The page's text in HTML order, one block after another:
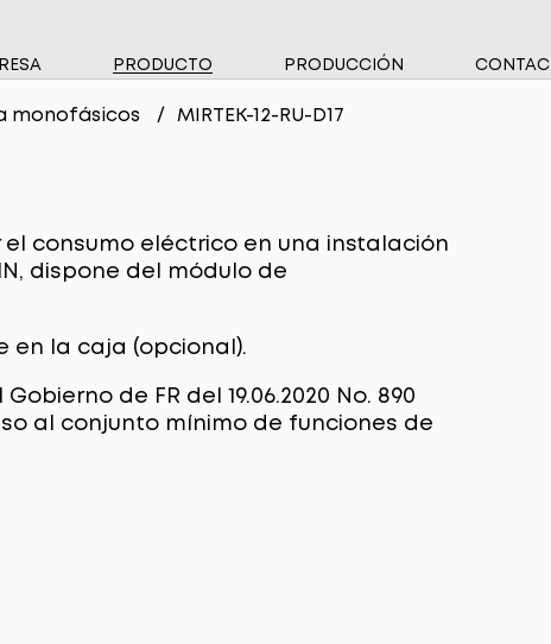
PRODUCTO
DE ENERGÍA ELÉCTRICA TRIFÁSICOS
DE GAS
DE TRANSMISIÓN DE DATOS
PRODUCCIÓN
monofásicos MIRTEK-12-RU-D17
consumo eléctrico en una instalación
dispone del módulo de
en la caja (opcional).
de FR del 19.06.2020 No. 890
al conjunto mínimo de funciones de